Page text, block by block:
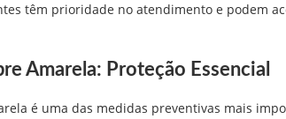
têm prioridade no atendimento e podem
Amarela: Proteção Essencial
é uma das medidas preventivas mais